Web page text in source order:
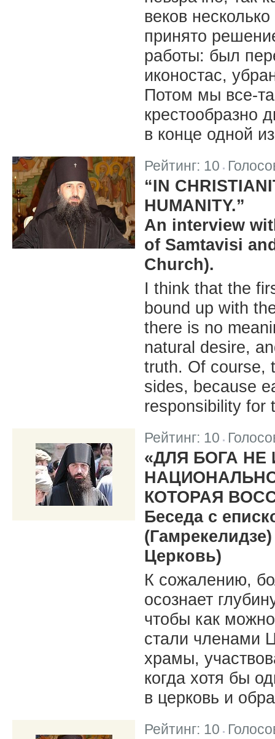
веков
принято
работы: был
иконостас,
Потом мы все-
крестообразно
в конце одной
Рейтинг: 10 |
“IN
HUMANITY.”
An interview
of Samtavisi
Church).
I think that the
bound up with
there is no
natural desire,
truth. Of course,
sides, because
responsibility for
Рейтинг: 10
«ДЛЯ БОГА НЕ
КОТОРАЯ
Беседа с
Церковь)
К сожалению,
осознает
чтобы как
стали членами
храмы,
когда хотя бы
в церковь и
Рейтинг: 10